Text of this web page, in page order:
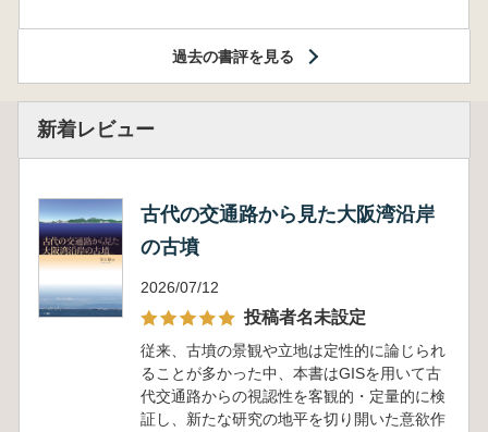
過去の書評を見る
新着レビュー
古代の交通路から見た大阪湾沿岸
の古墳
2026/07/12
投稿者名未設定
従来、古墳の景観や立地は定性的に論じられ
ることが多かった中、本書はGISを用いて古
代交通路からの視認性を客観的・定量的に検
証し、新たな研究の地平を切り開いた意欲作